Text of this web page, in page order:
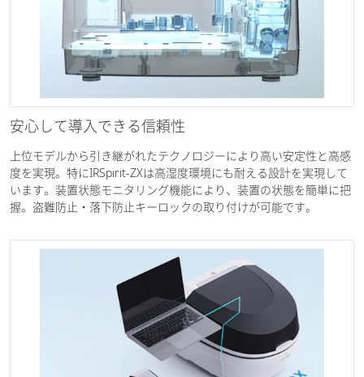
安心して導入できる信頼性
上位モデルから引き継がれたテクノロジーにより高い安定性と高感
度を実現。特にIRSpirit-ZXは高湿度環境にも耐える設計を実現して
います。装置状態モニタリング機能により、装置の状態を簡単に把
握。盗難防止・落下防止キーロックの取り付けが可能です。